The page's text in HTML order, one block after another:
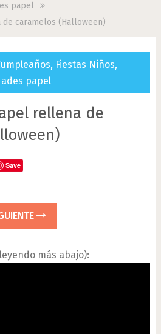
papel
caramelos (Halloween)
, Fiestas Niños,
papel
rellena de
Save
más abajo):